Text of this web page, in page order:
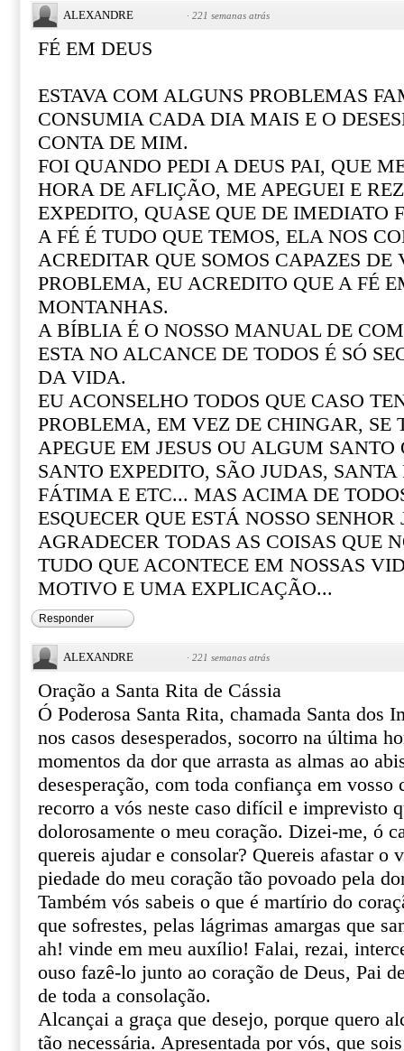
ALEXANDRE · 221 semanas atrás
FÉ EM DEUS
ESTAVA COM ALGUNS PROBLEMAS
CONSUMIA CADA DIA MAIS E O
CONTA DE MIM.
FOI QUANDO PEDI A DEUS PAI, QUE
HORA DE AFLIÇÃO, ME APEGUEI E
EXPEDITO, QUASE QUE DE IMEDIATO
A FÉ É TUDO QUE TEMOS, ELA NOS
ACREDITAR QUE SOMOS CAPAZES DE
PROBLEMA, EU ACREDITO QUE A FÉ
MONTANHAS.
A BÍBLIA É O NOSSO MANUAL DE
ESTA NO ALCANCE DE TODOS É SÓ
DA VIDA.
EU ACONSELHO TODOS QUE CASO
PROBLEMA, EM VEZ DE CHINGAR, SE
APEGUE EM JESUS OU ALGUM SANTO
SANTO EXPEDITO, SÃO JUDAS, SANTA
FÁTIMA E ETC... MAS ACIMA DE
ESQUECER QUE ESTÁ NOSSO SENHOR
AGRADECER TODAS AS COISAS QUE
TUDO QUE ACONTECE EM NOSSAS
MOTIVO E UMA EXPLICAÇÃO...
Responder
ALEXANDRE · 221 semanas atrás
Oração a Santa Rita de Cássia
Ó Poderosa Santa Rita, chamada Santa dos
nos casos desesperados, socorro na última
momentos da dor que arrasta as almas ao
desesperação, com toda confiança em vosso
recorro a vós neste caso difícil e imprevisto
dolorosamente o meu coração. Dizei-me, ó
quereis ajudar e consolar? Quereis afastar o
piedade do meu coração tão povoado pela
Também vós sabeis o que é martírio do
que sofrestes, pelas lágrimas amargas que
ah! vinde em meu auxílio! Falai, rezai,
ouso fazê-lo junto ao coração de Deus, Pai
de toda a consolação.
Alcançai a graça que desejo, porque quero
tão necessária. Apresentada por vós, que